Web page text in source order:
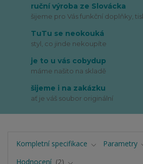
ruční výroba ze Slovácka
šijeme pro Vás funkční doplňky,
TuTu se neokouká
styl, co jinde nekoupíte
je to u vás cobydup
máme našito na skladě
šijeme i na zakázku
ať je váš soubor originální
Kompletní specifikace
Parametry
Hodnocení
2